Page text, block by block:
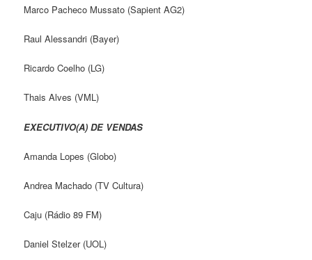
Marco Pacheco Mussato (Sapient AG2)
Raul Alessandri (Bayer)
Ricardo Coelho (LG)
Thais Alves (VML)
EXECUTIVO(A) DE VENDAS
Amanda Lopes (Globo)
Andrea Machado (TV Cultura)
Caju (Rádio 89 FM)
Daniel Stelzer (UOL)